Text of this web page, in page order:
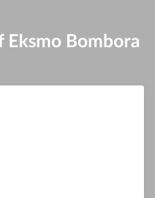
Eksmo Bombora